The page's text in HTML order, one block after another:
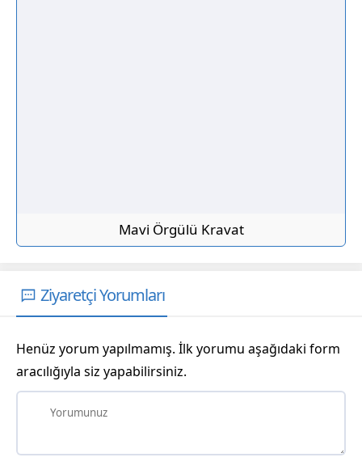
Mavi Örgülü Kravat
Ziyaretçi Yorumları
Henüz yorum yapılmamış. İlk yorumu aşağıdaki form
aracılığıyla siz yapabilirsiniz.